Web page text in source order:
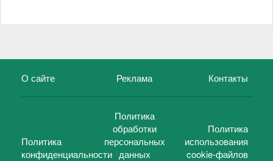
О сайте Реклама Контакты
Политика
конфиденциальности
Политика
обработки
персональных
данных
Политика
использования
cookie-файлов